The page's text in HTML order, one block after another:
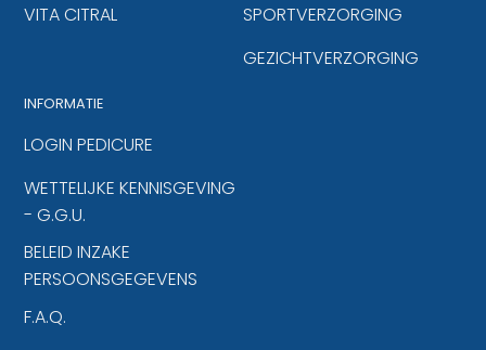
VITA CITRAL
SPORTVERZORGING
GEZICHTVERZORGING
INFORMATIE
LOGIN PEDICURE
WETTELIJKE KENNISGEVING
- G.G.U.
BELEID INZAKE
PERSOONSGEGEVENS
F.A.Q.